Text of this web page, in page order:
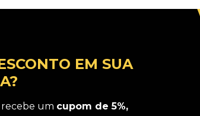
EM SUA
recebe um cupom de 5%,